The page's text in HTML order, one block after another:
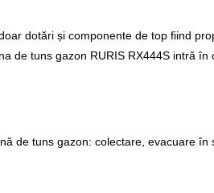
dotări și componente de top fiind
de tuns gazon RURIS RX444S intră
de tuns gazon: colectare, evacuare